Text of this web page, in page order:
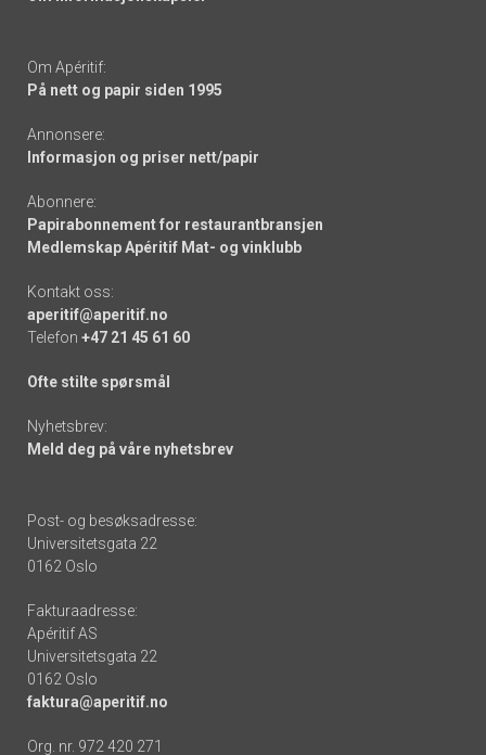
Om Apéritif:
På nett og papir siden 1995
Annonsere:
Informasjon og priser nett/papir
Abonnere:
Papirabonnement for restaurantbransjen
Medlemskap Apéritif Mat- og vinklubb
Kontakt oss:
aperitif@aperitif.no
Telefon +47 21 45 61 60
Ofte stilte spørsmål
Nyhetsbrev:
Meld deg på våre nyhetsbrev
Post- og besøksadresse:
Universitetsgata 22
0162 Oslo
Fakturaadresse:
Apéritif AS
Universitetsgata 22
0162 Oslo
faktura@aperitif.no
Org. nr. 972 420 271